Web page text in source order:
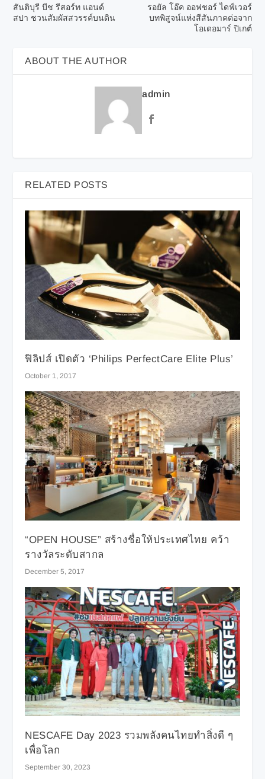
สันติบุรี บีช รีสอร์ท แอนด์
สปา ชวนสัมผัสสวรรค์บนดิน
รอยัล โอ๊ค ออฟชอร์ ไดฟ์เวอร์
บทพิสูจน์แห่งสีสันภาคต่อจาก
โอเดอมาร์ ปิเกต์
ABOUT THE AUTHOR
admin
RELATED POSTS
ฟิลิปส์ เปิดตัว ‘Philips PerfectCare Elite Plus’
October 1, 2017
“OPEN HOUSE” สร้างชื่อให้ประเทศไทย คว้า
รางวัลระดับสากล
December 5, 2017
NESCAFE Day 2023 รวมพลังคนไทยทำสิ่งดี ๆ
เพื่อโลก
September 30, 2023